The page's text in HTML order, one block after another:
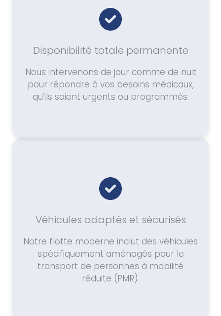
Disponibilité totale permanente
Nous intervenons de jour comme de nuit
pour répondre à vos besoins médicaux,
qu’ils soient urgents ou programmés.
Véhicules adaptés et sécurisés
Notre flotte moderne inclut des véhicules
spécifiquement aménagés pour le
transport de personnes à mobilité
réduite (PMR).